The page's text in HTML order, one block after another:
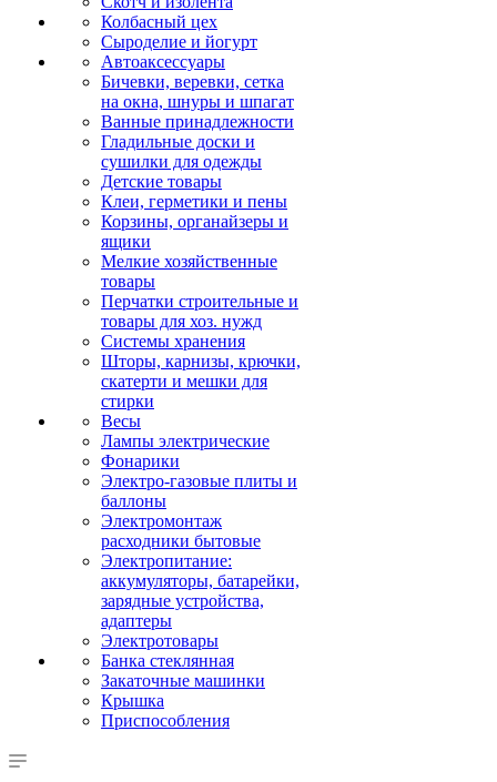
Колбасный цех
Сыроделие и йогурт
Автоаксессуары
Бичевки, веревки, сетка
на окна, шнуры и шпагат
Ванные принадлежности
Гладильные доски и
сушилки для одежды
Детские товары
Клеи, герметики и пены
Корзины, органайзеры и
ящики
Мелкие хозяйственные
товары
Перчатки строительные и
товары для хоз. нужд
Системы хранения
Шторы, карнизы, крючки,
скатерти и мешки для
стирки
Весы
Лампы электрические
Фонарики
Электро-газовые плиты и
баллоны
Электромонтаж
расходники бытовые
Электропитание:
аккумуляторы, батарейки,
зарядные устройства,
адаптеры
Электротовары
Банка стеклянная
Закаточные машинки
Крышка
Приспособления